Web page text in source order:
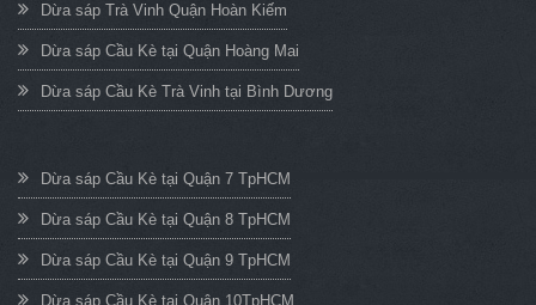
Dừa sáp Trà Vinh Quận Hoàn Kiếm
Dừa sáp Cầu Kè tại Quận Hoàng Mai
Dừa sáp Cầu Kè Trà Vinh tại Bình Dương
Dừa sáp Cầu Kè tại Quận 7 TpHCM
Dừa sáp Cầu Kè tại Quận 8 TpHCM
Dừa sáp Cầu Kè tại Quận 9 TpHCM
Dừa sáp Cầu Kè tại Quận 10TpHCM